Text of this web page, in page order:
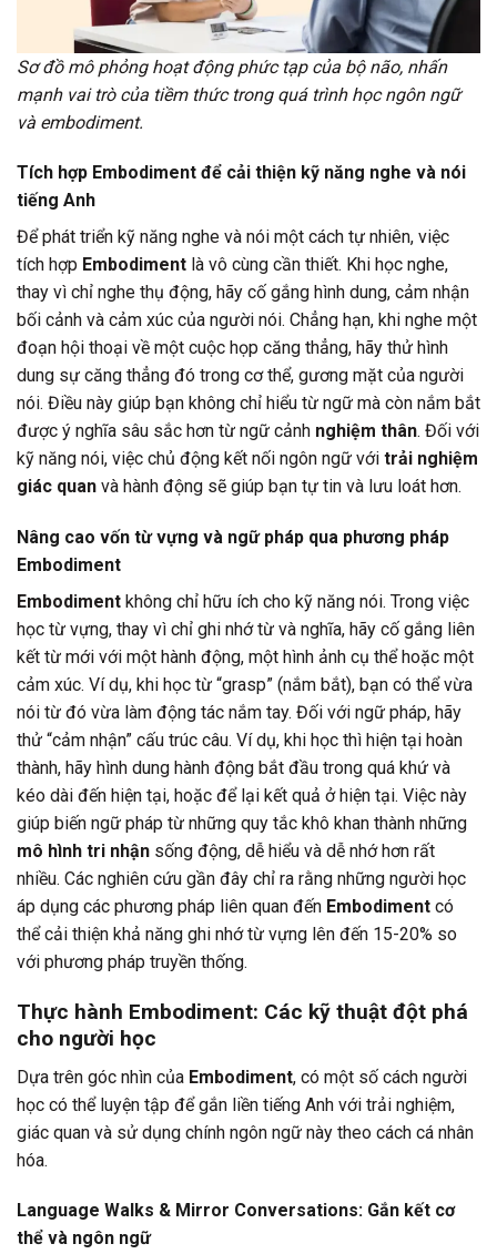
Sơ đồ mô phỏng hoạt động phức tạp của bộ não, nhấn
mạnh vai trò của tiềm thức trong quá trình học ngôn ngữ
và embodiment.
Tích hợp Embodiment để cải thiện kỹ năng nghe và nói
tiếng Anh
Để phát triển kỹ năng nghe và nói một cách tự nhiên, việc
tích hợp Embodiment là vô cùng cần thiết. Khi học nghe,
thay vì chỉ nghe thụ động, hãy cố gắng hình dung, cảm nhận
bối cảnh và cảm xúc của người nói. Chẳng hạn, khi nghe một
đoạn hội thoại về một cuộc họp căng thẳng, hãy thử hình
dung sự căng thẳng đó trong cơ thể, gương mặt của người
nói. Điều này giúp bạn không chỉ hiểu từ ngữ mà còn nắm bắt
được ý nghĩa sâu sắc hơn từ ngữ cảnh nghiệm thân. Đối với
kỹ năng nói, việc chủ động kết nối ngôn ngữ với trải nghiệm
giác quan và hành động sẽ giúp bạn tự tin và lưu loát hơn.
Nâng cao vốn từ vựng và ngữ pháp qua phương pháp
Embodiment
Embodiment không chỉ hữu ích cho kỹ năng nói. Trong việc
học từ vựng, thay vì chỉ ghi nhớ từ và nghĩa, hãy cố gắng liên
kết từ mới với một hành động, một hình ảnh cụ thể hoặc một
cảm xúc. Ví dụ, khi học từ “grasp” (nắm bắt), bạn có thể vừa
nói từ đó vừa làm động tác nắm tay. Đối với ngữ pháp, hãy
thử “cảm nhận” cấu trúc câu. Ví dụ, khi học thì hiện tại hoàn
thành, hãy hình dung hành động bắt đầu trong quá khứ và
kéo dài đến hiện tại, hoặc để lại kết quả ở hiện tại. Việc này
giúp biến ngữ pháp từ những quy tắc khô khan thành những
mô hình tri nhận sống động, dễ hiểu và dễ nhớ hơn rất
nhiều. Các nghiên cứu gần đây chỉ ra rằng những người học
áp dụng các phương pháp liên quan đến Embodiment có
thể cải thiện khả năng ghi nhớ từ vựng lên đến 15-20% so
với phương pháp truyền thống.
Thực hành Embodiment: Các kỹ thuật đột phá
cho người học
Dựa trên góc nhìn của Embodiment, có một số cách người
học có thể luyện tập để gắn liền tiếng Anh với trải nghiệm,
giác quan và sử dụng chính ngôn ngữ này theo cách cá nhân
hóa.
Language Walks & Mirror Conversations: Gắn kết cơ
thể và ngôn ngữ